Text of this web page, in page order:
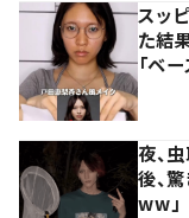
スッ
た結
「ベ
夜、
後、
ww」